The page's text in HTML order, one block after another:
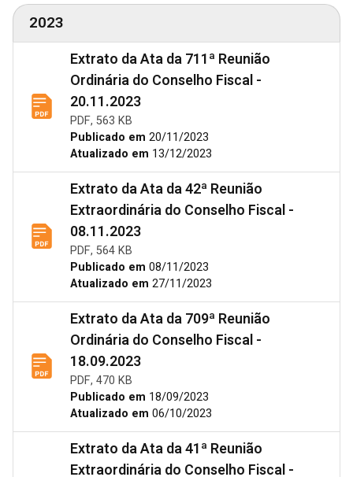
2023
Extrato da Ata da 711ª Reunião
Ordinária do Conselho Fiscal -
20.11.2023
PDF, 563 KB
Publicado em 20/11/2023
Atualizado em 13/12/2023
Extrato da Ata da 42ª Reunião
Extraordinária do Conselho Fiscal -
08.11.2023
PDF, 564 KB
Publicado em 08/11/2023
Atualizado em 27/11/2023
Extrato da Ata da 709ª Reunião
Ordinária do Conselho Fiscal -
18.09.2023
PDF, 470 KB
Publicado em 18/09/2023
Atualizado em 06/10/2023
Extrato da Ata da 41ª Reunião
Extraordinária do Conselho Fiscal -